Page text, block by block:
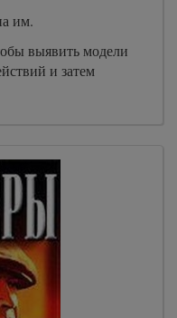
им.
выявить модели
и затем